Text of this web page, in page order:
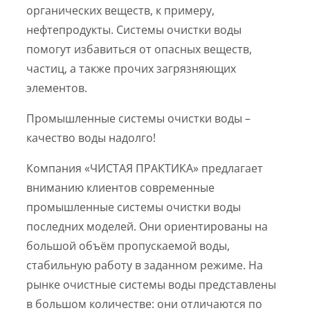
органических веществ, к примеру,
нефтепродукты. Системы очистки воды
помогут избавиться от опасных веществ,
частиц, а также прочих загрязняющих
элементов.
Промышленные системы очистки воды –
качество воды надолго!
Компания «ЧИСТАЯ ПРАКТИКА» предлагает
вниманию клиентов современные
промышленные системы очистки воды
последних моделей. Они ориентированы на
большой объём пропускаемой воды,
стабильную работу в заданном режиме. На
рынке очистные системы воды представлены
в большом количестве: они отличаются по